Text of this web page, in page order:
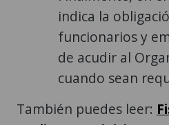
indica la
funcionarios y
de acudir al
cuando sean
También puedes leer: